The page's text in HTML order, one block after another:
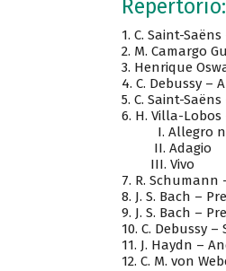
Repertório:
1. C. Saint-
2. M. Camargo
3. Henrique
4. C. Debussy –
5. C. Saint-
6. H. Villa-
I. Allegro
II. Adagio
III. Vivo
7. R. Schumann
8. J. S. Bach –
9. J. S. Bach –
10. C. Debussy –
11. J. Haydn –
12. C. M. von